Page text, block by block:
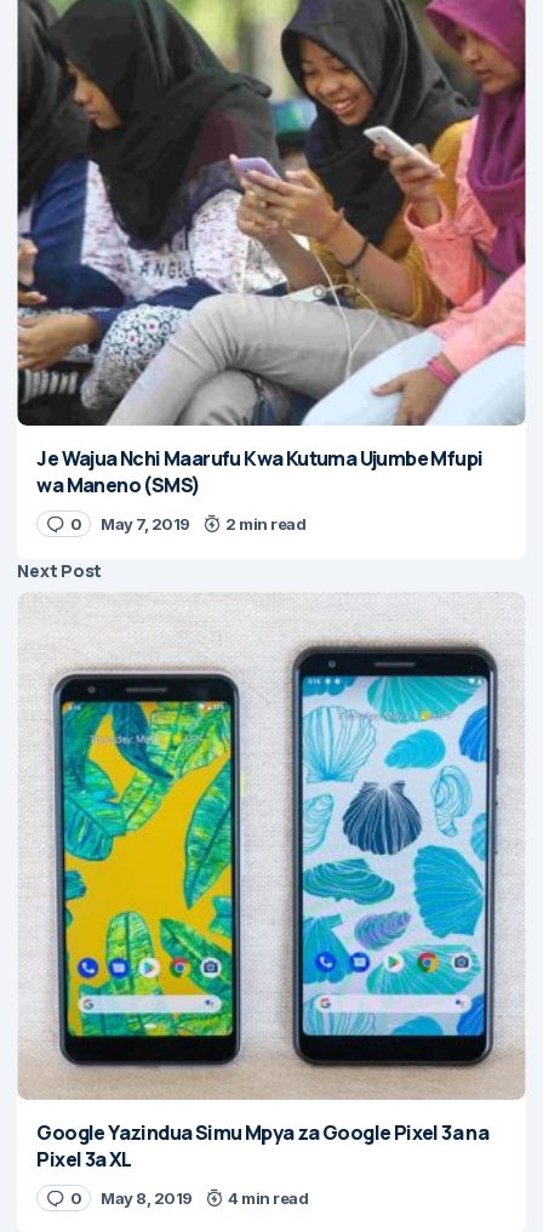
Je Wajua Nchi Maarufu Kwa Kutuma Ujumbe Mfupi
wa Maneno (SMS)
0 May 7, 2019 2 min read
Next Post
Google Yazindua Simu Mpya za Google Pixel 3a na
Pixel 3a XL
0 May 8, 2019 4 min read